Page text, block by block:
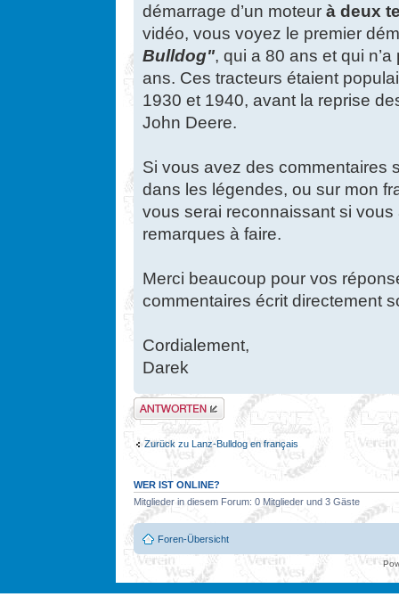
démarrage d’un moteur à deux
vidéo, vous voyez le premier
Bulldog", qui a 80 ans et qui
ans. Ces tracteurs étaient
1930 et 1940, avant la reprise
John Deere.
Si vous avez des commentaires
dans les légendes, ou sur mon
vous serai reconnaissant si
remarques à faire.
Merci beaucoup pour vos
commentaires écrit directement
Cordialement,
Darek
Antwort erstellen
Zurück zu Lanz-Bulldog en français
WER IST ONLINE?
Mitglieder in diesem Forum: 0 Mitglieder und 3 Gäste
Foren-Übersicht